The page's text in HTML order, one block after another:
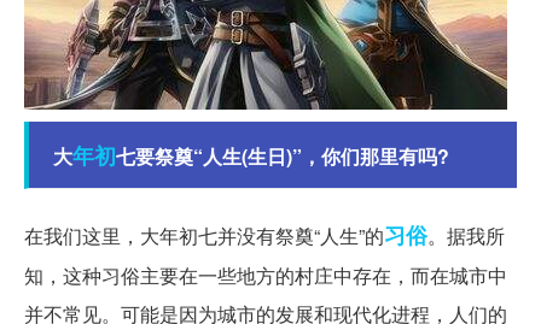
大年初七要祭奠“人生(生日)”，你们那里有吗?
在我们这里，大年初七并没有祭奠“人生”的习俗。据我所
知，这种习俗主要在一些地方的村庄中存在，而在城市中
并不常见。可能是因为城市的发展和现代化进程，人们的